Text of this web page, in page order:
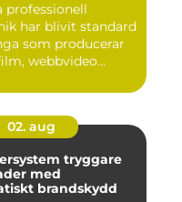
professionell
har blivit standard
som producerar
webbvideo...
02. aug
tryggare
med
brandskydd